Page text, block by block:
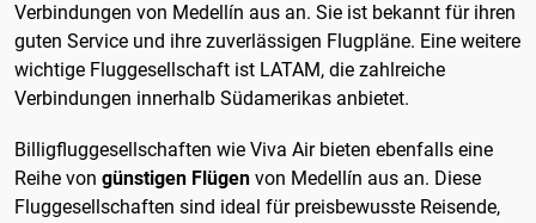
Verbindungen von Medellín aus an. Sie ist bekannt für ihren
guten Service und ihre zuverlässigen Flugpläne. Eine weitere
wichtige Fluggesellschaft ist LATAM, die zahlreiche
Verbindungen innerhalb Südamerikas anbietet.
Billigfluggesellschaften wie Viva Air bieten ebenfalls eine
Reihe von günstigen Flügen von Medellín aus an. Diese
Fluggesellschaften sind ideal für preisbewusste Reisende,